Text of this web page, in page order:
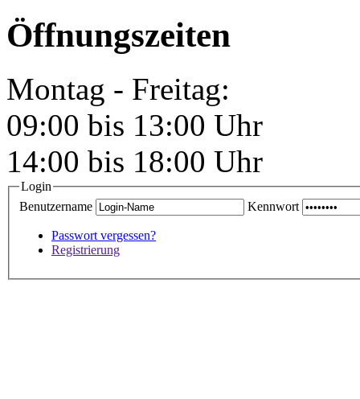
Öffnungszeiten
Montag - Freitag:
09:00 bis 13:00 Uhr
14:00 bis 18:00 Uhr
Login
Benutzername
Kennwort
Passwort vergessen?
Registrierung